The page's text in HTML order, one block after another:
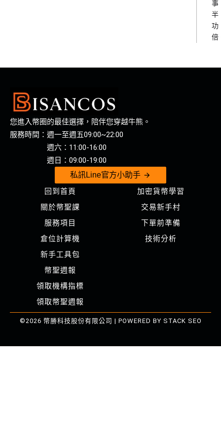
事
半
功
倍
您進入幣圈的最佳選擇，陪伴您穿越牛熊。
服務時間：週一至週五09:00~22:00
週六：11:00-16:00
週日：09:00-19:00
私訊Line官方小助手
回到首頁
關於幣聖課
服務項目
倉位計算機
加密貨幣學習
交易新手村
下單前準備
技術分析
新手工具包
幣聖週報
領取機構指標
領取幣聖週報
©2026 幣勝科技股份有限公司 | POWERED BY STACK SEO